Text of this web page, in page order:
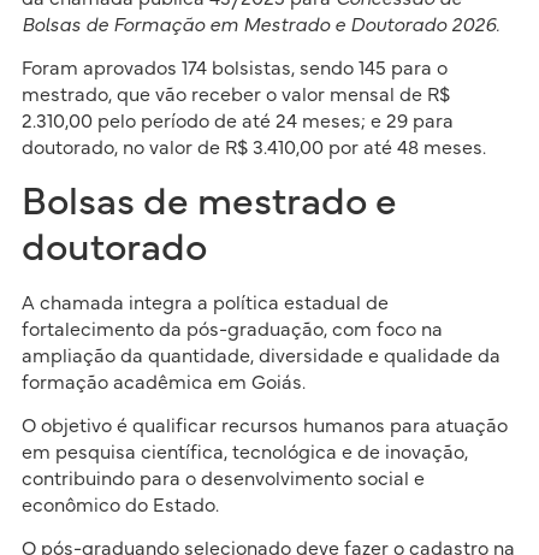
Bolsas de Formação em Mestrado e Doutorado 2026.
Foram aprovados 174 bolsistas, sendo 145 para o
mestrado, que vão receber o valor mensal de R$
2.310,00 pelo período de até 24 meses; e 29 para
doutorado, no valor de R$ 3.410,00 por até 48 meses.
Bolsas de mestrado e
doutorado
A chamada integra a política estadual de
fortalecimento da pós-graduação, com foco na
ampliação da quantidade, diversidade e qualidade da
formação acadêmica em Goiás.
O objetivo é qualificar recursos humanos para atuação
em pesquisa científica, tecnológica e de inovação,
contribuindo para o desenvolvimento social e
econômico do Estado.
O pós-graduando selecionado deve fazer o cadastro na